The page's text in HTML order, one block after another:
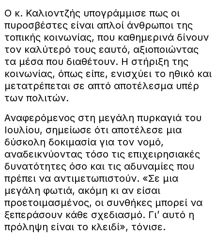
Ο κ. Καλιoντζής υπογράμμισε πως οι
πυροσβέστες είναι απλοί άνθρωποι της
τοπικής κοινωνίας, που καθημερινά δίνουν
τον καλύτερό τους εαυτό, αξιοποιώντας
τα μέσα που διαθέτουν. Η στήριξη της
κοινωνίας, όπως είπε, ενισχύει το ηθικό και
μετατρέπεται σε απτό αποτέλεσμα υπέρ
των πολιτών.
Αναφερόμενος στη μεγάλη πυρκαγιά του
Ιουλίου, σημείωσε ότι αποτέλεσε μια
δύσκολη δοκιμασία για τον νομό,
αναδεικνύοντας τόσο τις επιχειρησιακές
δυνατότητες όσο και τις αδυναμίες που
πρέπει να αντιμετωπιστούν. «Σε μια
μεγάλη φωτιά, ακόμη κι αν είσαι
προετοιμασμένος, οι συνθήκες μπορεί να
ξεπεράσουν κάθε σχεδιασμό. Γι’ αυτό η
πρόληψη είναι το κλειδί», τόνισε.